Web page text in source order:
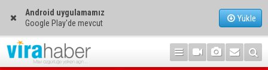
Android uygulamamız
Google Play'de mevcut
Yükle